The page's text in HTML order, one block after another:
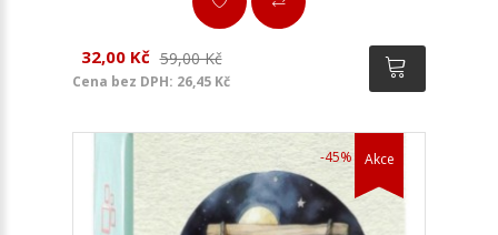
32,00 Kč 59,00 Kč
Cena bez DPH: 26,45 Kč
Akce
-45%